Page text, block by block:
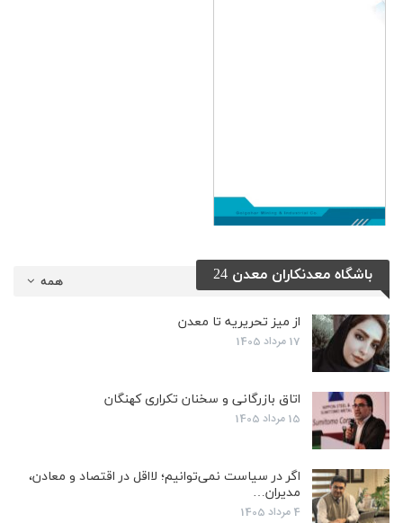
همه باشگاه معدنکاران معدن 24
از میز تحریریه تا معدن
17 مرداد 1405
اتاق بازرگانی و سخنان تکراری کهنگان
15 مرداد 1405
اگر در سیاست نمی‌توانیم؛ لااقل در اقتصاد و معادن،
مدیران…
4 مرداد 1405